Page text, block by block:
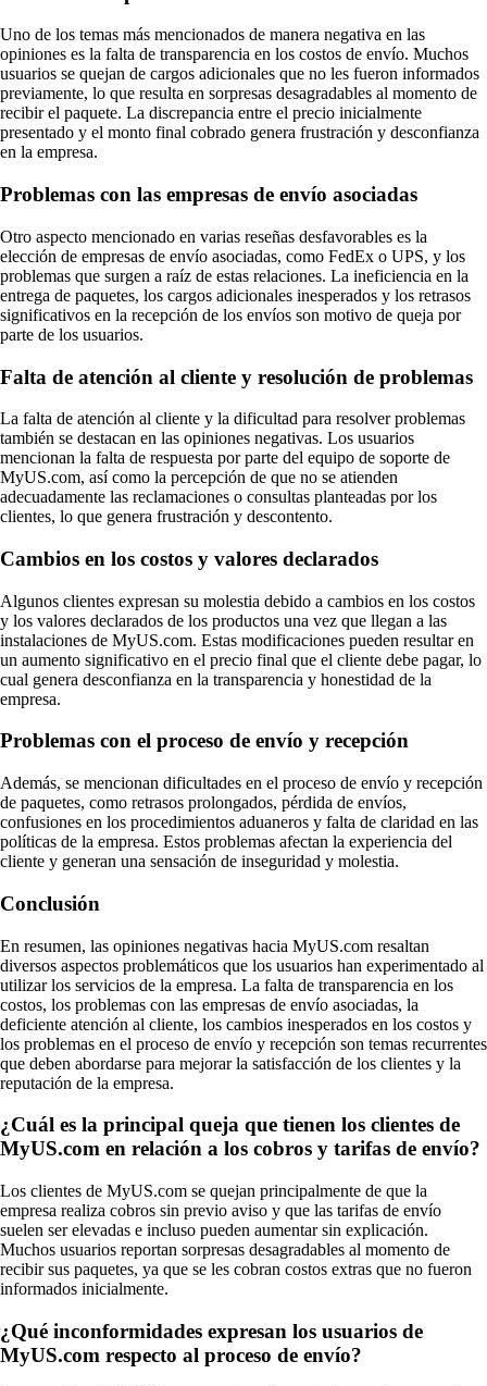
Uno de los temas más mencionados de manera negativa en las
opiniones es la falta de transparencia en los costos de envío. Muchos
usuarios se quejan de cargos adicionales que no les fueron informados
previamente, lo que resulta en sorpresas desagradables al momento de
recibir el paquete. La discrepancia entre el precio inicialmente
presentado y el monto final cobrado genera frustración y desconfianza
en la empresa.
Problemas con las empresas de envío asociadas
Otro aspecto mencionado en varias reseñas desfavorables es la
elección de empresas de envío asociadas, como FedEx o UPS, y los
problemas que surgen a raíz de estas relaciones. La ineficiencia en la
entrega de paquetes, los cargos adicionales inesperados y los retrasos
significativos en la recepción de los envíos son motivo de queja por
parte de los usuarios.
Falta de atención al cliente y resolución de problemas
La falta de atención al cliente y la dificultad para resolver problemas
también se destacan en las opiniones negativas. Los usuarios
mencionan la falta de respuesta por parte del equipo de soporte de
MyUS.com, así como la percepción de que no se atienden
adecuadamente las reclamaciones o consultas planteadas por los
clientes, lo que genera frustración y descontento.
Cambios en los costos y valores declarados
Algunos clientes expresan su molestia debido a cambios en los costos
y los valores declarados de los productos una vez que llegan a las
instalaciones de MyUS.com. Estas modificaciones pueden resultar en
un aumento significativo en el precio final que el cliente debe pagar, lo
cual genera desconfianza en la transparencia y honestidad de la
empresa.
Problemas con el proceso de envío y recepción
Además, se mencionan dificultades en el proceso de envío y recepción
de paquetes, como retrasos prolongados, pérdida de envíos,
confusiones en los procedimientos aduaneros y falta de claridad en las
políticas de la empresa. Estos problemas afectan la experiencia del
cliente y generan una sensación de inseguridad y molestia.
Conclusión
En resumen, las opiniones negativas hacia MyUS.com resaltan
diversos aspectos problemáticos que los usuarios han experimentado al
utilizar los servicios de la empresa. La falta de transparencia en los
costos, los problemas con las empresas de envío asociadas, la
deficiente atención al cliente, los cambios inesperados en los costos y
los problemas en el proceso de envío y recepción son temas recurrentes
que deben abordarse para mejorar la satisfacción de los clientes y la
reputación de la empresa.
¿Cuál es la principal queja que tienen los clientes de
MyUS.com en relación a los cobros y tarifas de envío?
Los clientes de MyUS.com se quejan principalmente de que la
empresa realiza cobros sin previo aviso y que las tarifas de envío
suelen ser elevadas e incluso pueden aumentar sin explicación.
Muchos usuarios reportan sorpresas desagradables al momento de
recibir sus paquetes, ya que se les cobran costos extras que no fueron
informados inicialmente.
¿Qué inconformidades expresan los usuarios de
MyUS.com respecto al proceso de envío?